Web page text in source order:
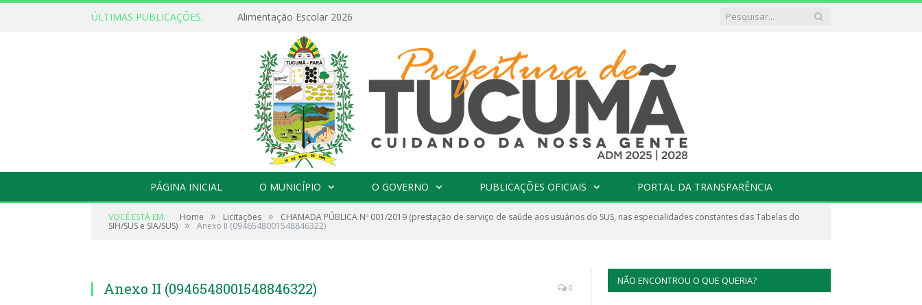
ÚLTIMAS PUBLICAÇÕES: Alimentação Escolar 2026
PÁGINA INICIAL O MUNICÍPIO O GOVERNO PUBLICAÇÕES OFICIAIS PORTAL DA TRANSPARÊNCIA
VOCÊ ESTÁ EM: Home » Licitações » CHAMADA PÚBLICA Nº 001/2019 (prestação de serviço de saúde aos usuários do SUS, nas especialidades constantes das Tabelas do
SIH/SUS e SIA/SUS) » Anexo II (0946548001548846322)
Anexo II (0946548001548846322) 0
NÃO ENCONTROU O QUE QUERIA?